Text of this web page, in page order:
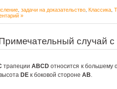
задачи на доказательство Классика
»
случай с
трапецииABCD относится к большему
DE к боковой стороне AB.